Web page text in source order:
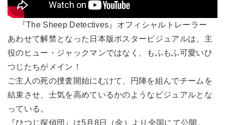
『The Sheep Detectives』オフィシャルトレーラー
あわせて解禁となった日本版ポスタービジュアルは、主
役のヒュー・ジャックマンではなく、もふもふ可愛いひ
つじたちがメイン！
ご主人の死の捜査開始にむけて、円陣を組んでチームを
結束させ、士気を高めているかのようなビジュアルとな
っている。
『ひつじ探偵団』は5月8日（金）より全国にて公開。